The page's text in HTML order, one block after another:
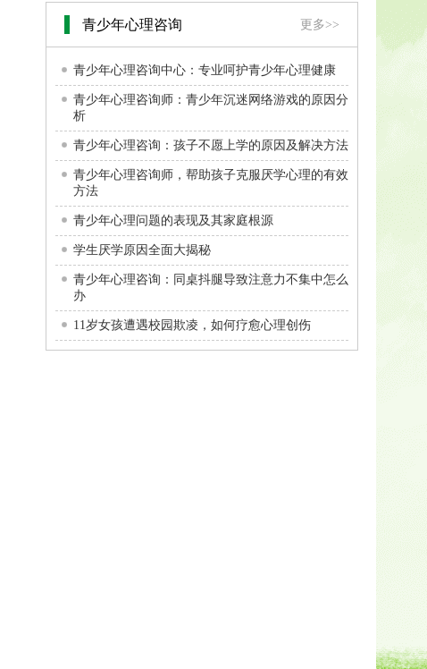
青少年心理咨询 更多>>
青少年心理咨询中心：专业呵护青少年心理健康
青少年心理咨询师：青少年沉迷网络游戏的原因分
析
青少年心理咨询：孩子不愿上学的原因及解决方法
青少年心理咨询师，帮助孩子克服厌学心理的有效
方法
青少年心理问题的表现及其家庭根源
学生厌学原因全面大揭秘
青少年心理咨询：同桌抖腿导致注意力不集中怎么
办
11岁女孩遭遇校园欺凌，如何疗愈心理创伤